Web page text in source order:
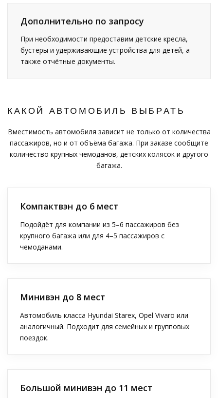
Дополнительно по запросу
При необходимости предоставим детские кресла,
бустеры и удерживающие устройства для детей, а
также отчётные документы.
КАКОЙ АВТОМОБИЛЬ ВЫБРАТЬ
Вместимость автомобиля зависит не только от количества
пассажиров, но и от объёма багажа. При заказе сообщите
количество крупных чемоданов, детских колясок и другого
багажа.
Компактвэн до 6 мест
Подойдёт для компании из 5–6 пассажиров без
крупного багажа или для 4–5 пассажиров с
чемоданами.
Минивэн до 8 мест
Автомобиль класса Hyundai Starex, Opel Vivaro или
аналогичный. Подходит для семейных и групповых
поездок.
Большой минивэн до 11 мест